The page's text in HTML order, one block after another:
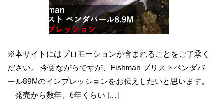
※本サイトにはプロモーションが含まれることをご了承く
ださい。 今更ながらですが、Fishman ブリストベンダバ
ール89Mのインプレッションをお伝えしたいと思います。
発売から数年、6年くらい […]